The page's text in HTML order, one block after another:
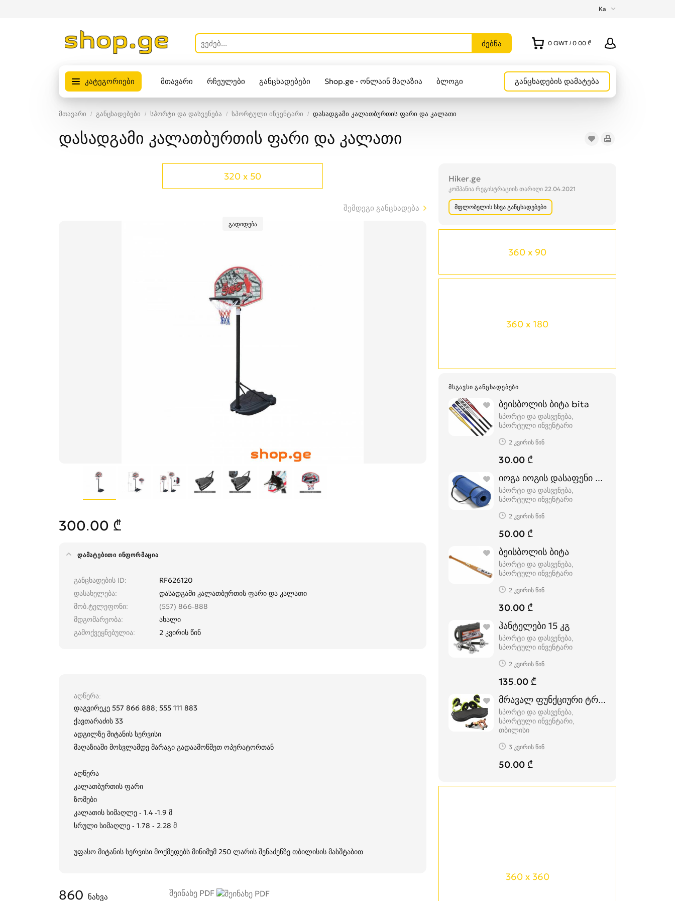
Ka
0 QWT / 0.00 ₾
კატეგორიები მთავარი რჩეულები განცხადებები Shop.ge - ონლაინ მაღაზია ბლოგი განცხადების დამატება
მთავარი განცხადებები სპორტი და დასვენება სპორტული ინვენტარი დასადგამი კალათბურთის ფარი და კალათი
დასადგამი კალათბურთის ფარი და კალათი
Hiker.ge
კომპანია რეგისტრაციის თარიღი 22.04.2021
მფლობელის სხვა განცხადებები
360 x 90
360 x 180
ᲛᲡᲒᲐᲕᲡᲘ ᲒᲐᲜᲪᲮᲐᲓᲔᲑᲔᲑᲘ
ბეისბოლის ბიტა bita
სპორტი და დასვენება,
სპორტული ინვენტარი
2 კვირის წინ
30.00 ₾
იოგა იოგის დასაფენი პარალონი, yoga
სპორტი და დასვენება,
სპორტული ინვენტარი
2 კვირის წინ
50.00 ₾
ბეისბოლის ბიტა
სპორტი და დასვენება,
სპორტული ინვენტარი
2 კვირის წინ
30.00 ₾
ჰანტელები 15 კგ
სპორტი და დასვენება,
სპორტული ინვენტარი
2 კვირის წინ
135.00 ₾
მრავალ ფუნქციური ტრენაჟორი
სპორტი და დასვენება,
სპორტული ინვენტარი
თბილისი
3 კვირის წინ
50.00 ₾
360 x 360
320 x 50
შემდეგი განცხადება
გადიდება
300.00 ₾
ᲓᲐᲛᲐᲢᲔᲑᲘᲗᲘ ᲘᲜᲤᲝᲠᲛᲐᲪᲘᲐ
განცხადების ID
RF626120
დასახელება
დასადგამი კალათბურთის ფარი და კალათი
მობ.ტელეფონი
(557) 866-888
მდგომარეობა
ახალი
გამოქვეყნებულია
2 კვირის წინ
აღწერა
დაგვირეკე 557 866 888; 555 111 883
ქავთარაძის 33
ადგილზე მიტანის სერვისი
მაღაზიაში მოსვლამდე მარაგი გადაამოწმეთ ოპერატორთან
აღწერა
კალათბურთის ფარი
ზომები
კალათის სიმაღლე - 1.4 -1.9 მ
სრული სიმაღლე - 1.78 - 2.28 მ
უფასო მიტანის სერვისი მოქმედებს მინიმუმ 250 ლარის შენაძენზე თბილისის მასშტაბით
შეინახე PDF
860 ნახვა